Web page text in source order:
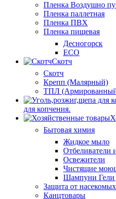
Пленка Воздушно
Пленка паллетная
Пленка ПВХ
Пленка пищевая
Десногорск
ECO
Скотч
Скотч
Крепп (Малярный)
ТПЛ
для копчения.
Бытовая химия
Жидкое мыло
Отбеливатели
Освежители
Чистящие
Шампуни Гели
Защита от насекомых
Канцтовары